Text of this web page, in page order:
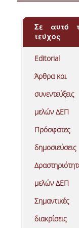
ΜΕΛΗ
ΜΕΛΗ
ΜΕΛΗ
Σε αυτό
τεύχος
Editorial
Άρθρα και
συνεντεύξεις
μελών ΔΕΠ
Πρόσφατες
δημοσιεύσεις
μελών ΔΕΠ
Σημαντικές
διακρίσεις